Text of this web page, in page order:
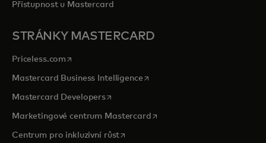
Přístupnost u Mastercard
STRÁNKY MASTERCARD
Priceless.com opens in a new tab
Mastercard Business Intelligenceopens in a new tab
Mastercard Developersopens in a new tab
Marketingové centrum Mastercardopens in a new tab
Centrum pro inkluzivní růstopens in a new tab